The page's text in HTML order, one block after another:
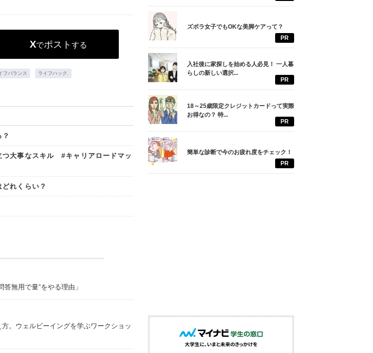
Xでポスト する
フバランス ライフハック.
つ大事なスキル #キャリアロードマッ
れくらい？
無用で量”をやる理由」
。ウェルビーイングを学ぶワークショッ
ズボラ女子でもOKな美脚ケアって？
PR
入社後に家探しを始める人必見！ 一人暮
らしの新しい選択...
PR
18～25歳限定クレジットカードって実際
お得なの？ 特...
PR
簡単な診断で今のお疲れ度をチェック！
PR